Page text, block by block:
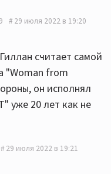
29 июля 2022 в 19:20
считает самой
"Woman from
он исполнял
уже 20 лет как не
29 июля 2022 в 19:21